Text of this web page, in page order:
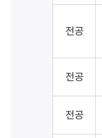
전공
전공
전공